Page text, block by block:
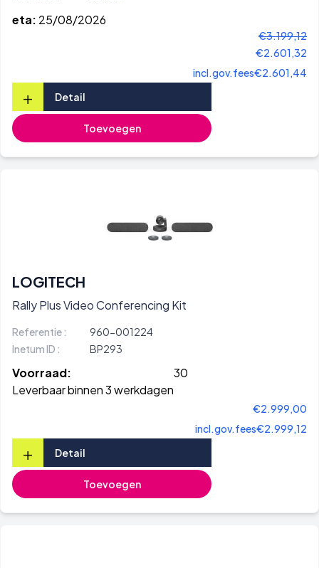
eta: 25/08/2026
€3.199,12
€2.601,32
incl.gov.fees€2.601,44
+ Detail
Toevoegen
LOGITECH
Rally Plus Video Conferencing Kit
Referentie :
960-001224
Inetum ID :
BP293
Voorraad:
30
Leverbaar binnen 3 werkdagen
€2.999,00
incl.gov.fees€2.999,12
+ Detail
Toevoegen